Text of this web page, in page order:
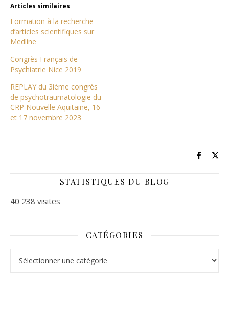
Articles similaires
Formation à la recherche
d’articles scientifiques sur
Medline
Congrès Français de
Psychiatrie Nice 2019
REPLAY du 3ième congrès
de psychotraumatologie du
CRP Nouvelle Aquitaine, 16
et 17 novembre 2023
STATISTIQUES DU BLOG
40 238 visites
CATÉGORIES